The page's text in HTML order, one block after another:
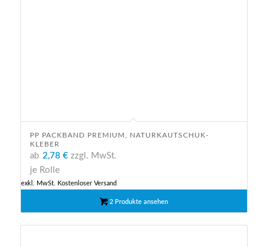
PP PACKBAND PREMIUM, NATURKAUTSCHUK-
KLEBER
ab 2,78 €zzgl. MwSt.
je Rolle
exkl. MwSt. Kostenloser Versand
2 Produkte ansehen